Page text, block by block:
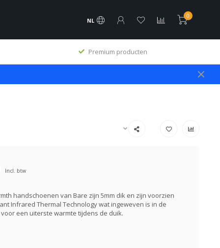
NL
0
Premium producten
Incl. btw
handschoenen van Bare zijn 5mm dik en zijn voorzien
Infrared Thermal Technology wat ingeweven is in de
een uiterste warmte tijdens de duik.